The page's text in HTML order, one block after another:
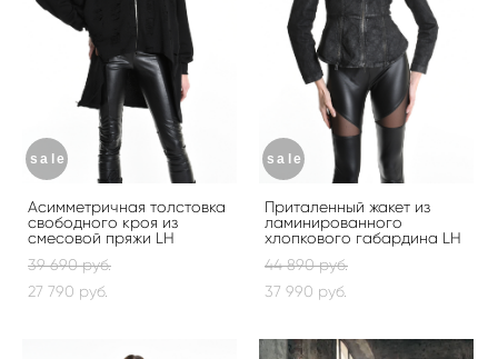
sale
Асимметричная толстовка
свободного кроя из
смесовой пряжи LH
39 690 pуб.
27 790 pуб.
sale
Приталенный жакет из
ламинированного
хлопкового габардина LH
44 890 pуб.
37 990 pуб.